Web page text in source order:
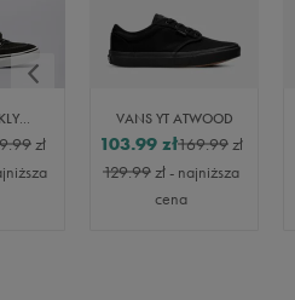
VANS BROOKLYN LS V
zł
VANS YT ATWOOD
169.99zł
103.99 zł
129.99zł- najniższa
cena